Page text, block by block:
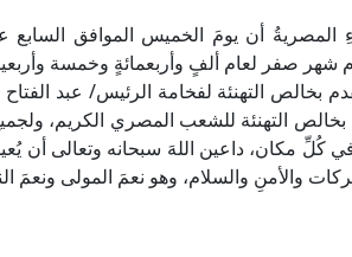
المصريةُ أن يومَ الخميس الموافق
شهر صفر لعام ألفٍ وأربعمائةٍ وخمسة
بخالص التهنئة لفخامة الرئيس/ عبد
بخالص التهنئة للشعب المصري الكريم،
كُلِّ مكان، داعين اللهَ سبحانه وتعالى أن
والأمنِ والسلام، وهو نعمَ المولى ونعمَ